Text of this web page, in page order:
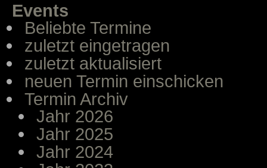
Events
Beliebte Termine
zuletzt eingetragen
zuletzt aktualisiert
neuen Termin einschicken
Termin Archiv
Jahr 2026
Jahr 2025
Jahr 2024